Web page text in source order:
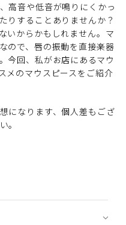
高音や低音が鳴りにくかっ
りすることありませんか？
いからかもしれません。マ
ので、唇の振動を直接楽器
今回、私がお店にあるマウ
メのマウスピースをご紹介
になります、個人差もござ
。